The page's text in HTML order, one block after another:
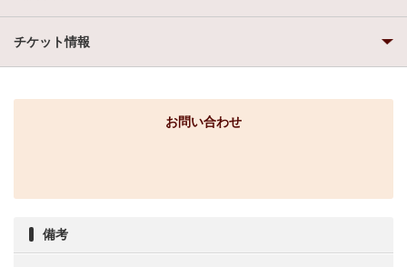
チケット情報
お問い合わせ
備考